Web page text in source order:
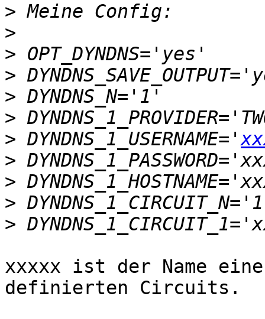
>
>
>
>
>
>
> DYNDNS_1_USERNAME='
>
>
>
>
xxxxx ist der Name
definierten Circuits.